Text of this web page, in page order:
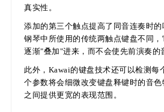
真实性。
添加的第三个触点提高了同音连奏时
钢琴中所使用的传统两触点键盘不同
逐渐"叠加"进来，而不会使先前演奏的
此外，Kawai的键盘技术还可以检测每
个参数将会细微改变键盘释键时的音
之间提供更宽的表现范围。